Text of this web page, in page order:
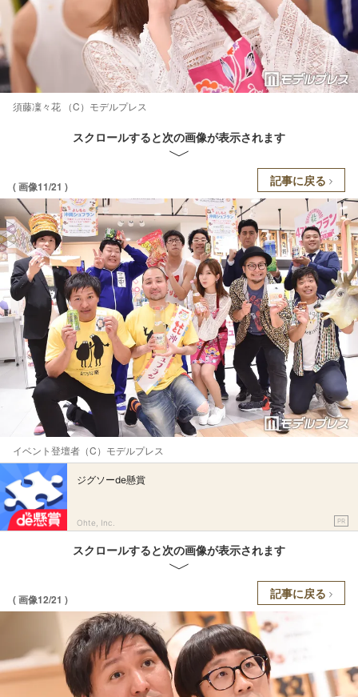
須藤凜々花 （C）モデルプレス
スクロールすると次の画像が表示されます
( 画像11/21 ) 記事に戻る
イベント登壇者（C）モデルプレス
ジグソーde懸賞
Ohte, Inc. PR
スクロールすると次の画像が表示されます
( 画像12/21 ) 記事に戻る